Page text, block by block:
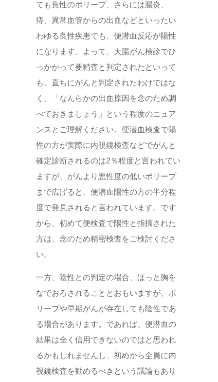
ても良性のポリープ、さらには腸炎、
痔、異常血管からの出血などといったい
わゆる良性疾患でも、便潜血反応が陽性
になります。よって、大腸がん検診でひ
っかかって要精査と判定されたといって
も、直ちにがんと判定されたわけではな
く、「なんらかの出血原因を念のため調
べておきましょう」という程度のニュア
ンスとご理解ください。便潜血検査で陽
性の方が実際に内視鏡検査などでがんと
確定診断されるのは2％程度と言われてい
ますが、がんより悪性度の低いポリープ
まで広げると、便潜血陽性の方の半分程
度で発見されると言われています。です
から、初めて便検査で陽性と指摘された
方は、念のため精密検査をご検討くださ
い。
一方、陰性との判定の場合、ほっと胸を
なでおろされることとおもいますが、ポ
リープや早期がんが存在しても陰性であ
る場合があります。であれば、便潜血の
結果は全く信用できないのではと思われ
るかもしれませんし、初めから全員に内
視鏡検査を勧めるべきという議論もあり